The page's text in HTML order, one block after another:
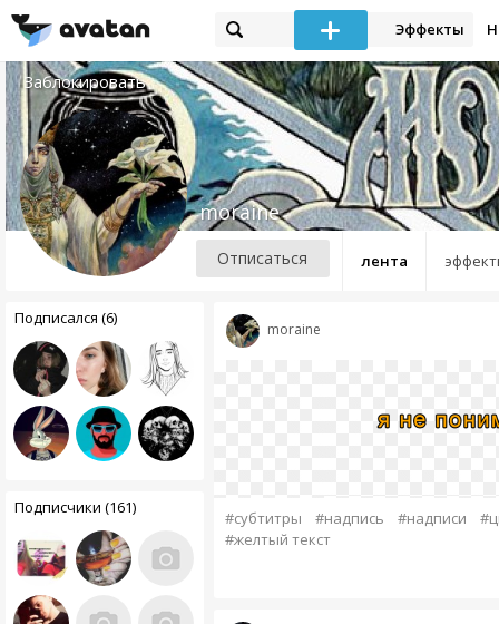
Эффекты
Заблокировать
лента
moraine
Отписаться
Подписался (6)
Подписчики (161)
moraine
#субтитры #надпись #надписи
#желтый текст